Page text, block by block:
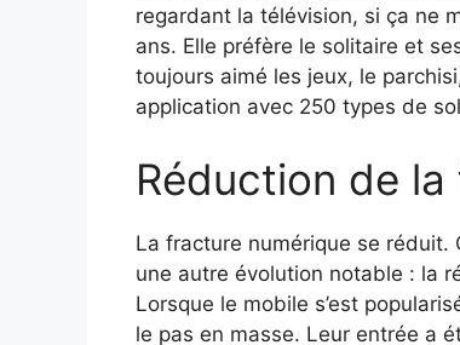
regardant la télévision, si ça ne
ans. Elle préfère le solitaire et
toujours aimé les jeux, le
application avec 250 types de
Réduction de
La fracture numérique se réduit.
une autre évolution notable : la
Lorsque le mobile s’est
le pas en masse. Leur entrée a